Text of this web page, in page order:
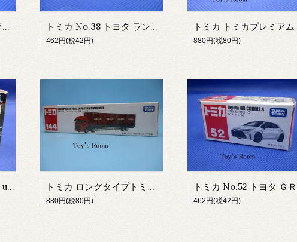
トミカ No.78 ホンダ シビック TYPE R トミカ No.38 トヨタ ランドクルーザー
462円(税42円) 880円(税80円)
トミカ トミカプレミアム unlimited 11 ルパン三世 メルセデスベンツ SSK トミカ ロングタイプトミカ No.144 日野プロフィア トレーラー/日産 コンテナ
880円(税80円) 462円(税42円)